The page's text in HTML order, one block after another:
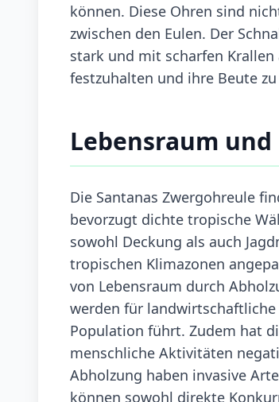
können. Diese Ohren sind
zwischen den Eulen. Der
stark und mit scharfen
festzuhalten und ihre Beute
Lebensraum
Die Santanas Zwergohreule
bevorzugt dichte tropische
sowohl Deckung als auch
tropischen Klimazonen
von Lebensraum durch
werden für
Population führt. Zudem hat
menschliche Aktivitäten
Abholzung haben invasive
können sowohl direkte